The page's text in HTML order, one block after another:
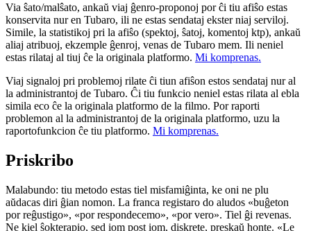
Via ŝato/malŝato, ankaŭ viaj ĝenro-proponoj por ĉi tiu afiŝo estas
konservita nur en Tubaro, ili ne estas sendataj ekster niaj serviloj.
Simile, la statistikoj pri la afiŝo (spektoj, ŝatoj, komentoj ktp), ankaŭ
aliaj atribuoj, ekzemple ĝenroj, venas de Tubaro mem. Ili neniel
estas rilataj al tiuj ĉe la originala platformo. Mi komprenas.
Viaj signaloj pri problemoj rilate ĉi tiun afiŝon estos sendataj nur al
la administrantoj de Tubaro. Ĉi tiu funkcio neniel estas rilata al ebla
simila eco ĉe la originala platformo de la filmo. Por raporti
problemon al la administrantoj de la originala platformo, uzu la
raportofunkcion ĉe tiu platformo. Mi komprenas.
Priskribo
Malabundo: tiu metodo estas tiel misfamiĝinta, ke oni ne plu
aŭdacas diri ĝian nomon. La franca registaro do aludos «buĝeton
por reĝustigo», «por respondecemo», «por vero». Tiel ĝi revenas.
Ne kiel ŝokterapio, sed iom post iom, diskrete, preskaŭ honte. «Le